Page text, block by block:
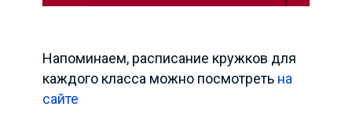
Напоминаем, расписание кружков для
каждого класса можно посмотреть на
сайте